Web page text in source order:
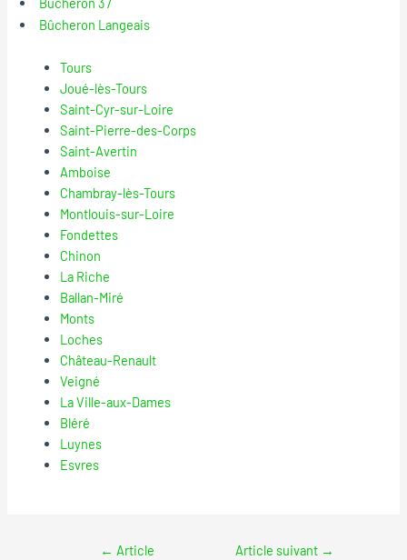
Bûcheron Langeais
Tours
Joué-lès-Tours
Saint-Cyr-sur-Loire
Saint-Pierre-des-Corps
Saint-Avertin
Amboise
Chambray-lès-Tours
Montlouis-sur-Loire
Fondettes
Chinon
La Riche
Ballan-Miré
Monts
Loches
Château-Renault
Veigné
La Ville-aux-Dames
Bléré
Luynes
Esvres
← Article
Article suivant →